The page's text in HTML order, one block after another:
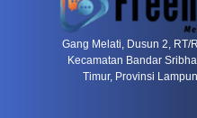
Gang Melati, Dusun 2, RT/
Kecamatan Bandar
Timur, Provinsi